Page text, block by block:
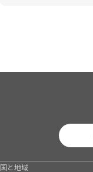
国と地域